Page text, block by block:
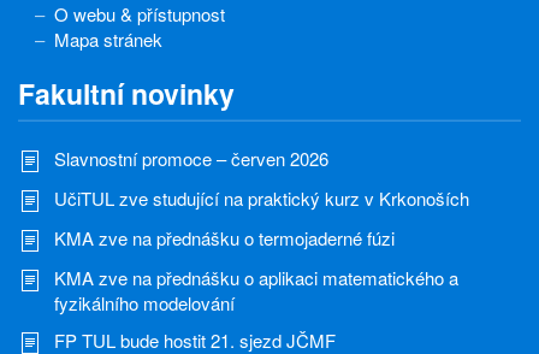
O webu & přístupnost
Mapa stránek
Fakultní novinky
Slavnostní promoce – červen 2026
UčiTUL zve studující na praktický kurz v Krkonoších
KMA zve na přednášku o termojaderné fúzi
KMA zve na přednášku o aplikaci matematického a
fyzikálního modelování
FP TUL bude hostit 21. sjezd JČMF